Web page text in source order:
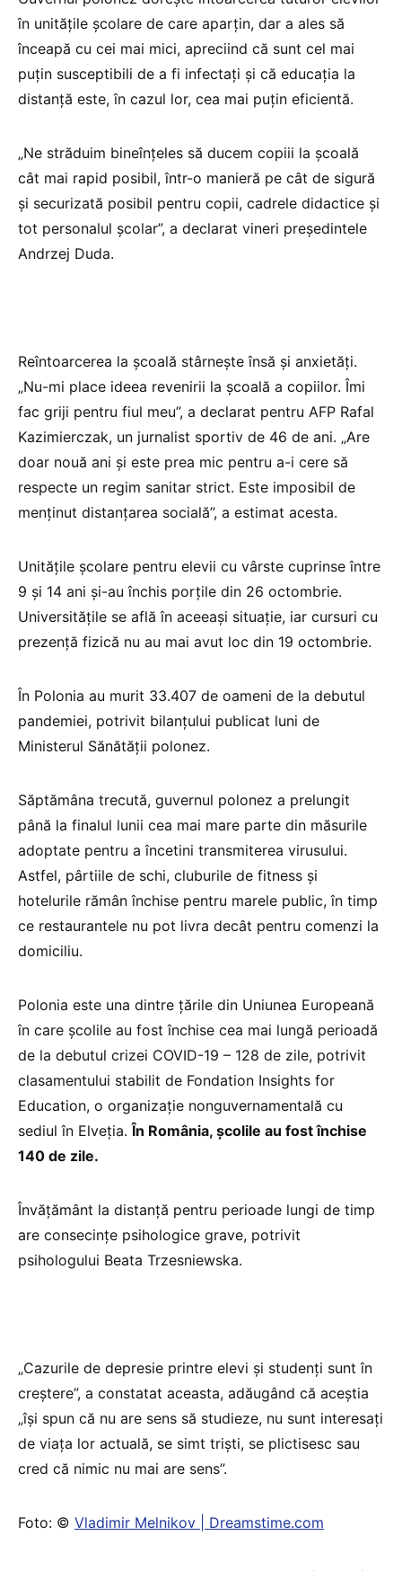
în unităţile şcolare de care aparţin, dar a ales să
înceapă cu cei mai mici, apreciind că sunt cel mai
puţin susceptibili de a fi infectaţi şi că educaţia la
distanţă este, în cazul lor, cea mai puţin eficientă.
„Ne străduim bineînţeles să ducem copiii la şcoală
cât mai rapid posibil, într-o manieră pe cât de sigură
şi securizată posibil pentru copii, cadrele didactice şi
tot personalul şcolar”, a declarat vineri preşedintele
Andrzej Duda.
Reîntoarcerea la şcoală stârneşte însă şi anxietăţi.
„Nu-mi place ideea revenirii la şcoală a copiilor. Îmi
fac griji pentru fiul meu”, a declarat pentru AFP Rafal
Kazimierczak, un jurnalist sportiv de 46 de ani. „Are
doar nouă ani şi este prea mic pentru a-i cere să
respecte un regim sanitar strict. Este imposibil de
menţinut distanţarea socială”, a estimat acesta.
Unităţile şcolare pentru elevii cu vârste cuprinse între
9 şi 14 ani şi-au închis porţile din 26 octombrie.
Universităţile se află în aceeaşi situaţie, iar cursuri cu
prezenţă fizică nu au mai avut loc din 19 octombrie.
În Polonia au murit 33.407 de oameni de la debutul
pandemiei, potrivit bilanţului publicat luni de
Ministerul Sănătăţii polonez.
Săptămâna trecută, guvernul polonez a prelungit
până la finalul lunii cea mai mare parte din măsurile
adoptate pentru a încetini transmiterea virusului.
Astfel, pârtiile de schi, cluburile de fitness şi
hotelurile rămân închise pentru marele public, în timp
ce restaurantele nu pot livra decât pentru comenzi la
domiciliu.
Polonia este una dintre ţările din Uniunea Europeană
în care şcolile au fost închise cea mai lungă perioadă
de la debutul crizei COVID-19 – 128 de zile, potrivit
clasamentului stabilit de Fondation Insights for
Education, o organizaţie nonguvernamentală cu
sediul în Elveţia.În România, școlile au fost închise
140 de zile.
Învăţământ la distanţă pentru perioade lungi de timp
are consecinţe psihologice grave, potrivit
psihologului Beata Trzesniewska.
„Cazurile de depresie printre elevi şi studenţi sunt în
creştere”, a constatat aceasta, adăugând că aceştia
„îşi spun că nu are sens să studieze, nu sunt interesaţi
de viaţa lor actuală, se simt trişti, se plictisesc sau
cred că nimic nu mai are sens”.
Foto: © Vladimir Melnikov | Dreamstime.com